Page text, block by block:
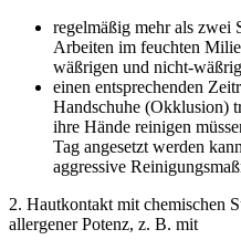
regelmäßig mehr als zwei
Arbeiten im feuchten
wäßrigen und nicht-
einen entsprechenden
Handschuhe (Okklusion)
ihre Hände reinigen
Tag angesetzt werden
aggressive
2. Hautkontakt mit chemischen
allergener Potenz, z. B. mit